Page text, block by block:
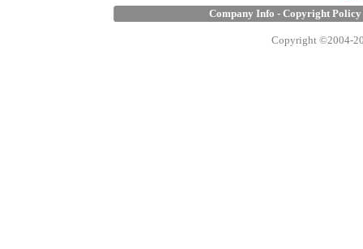
Company Info - Copyright Policy
Copyright ©2004-